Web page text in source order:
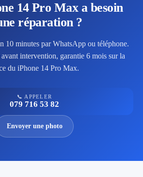
14 Pro Max a besoin
réparation ?
10 minutes par WhatsApp ou téléphone.
intervention, garantie 6 mois sur la
du iPhone 14 Pro Max.
📞 APPELER
079 716 53 82
Envoyer une photo